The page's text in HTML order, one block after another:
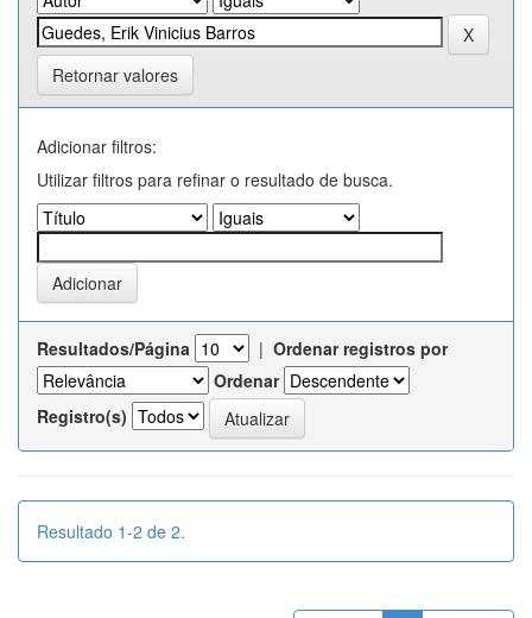
Retornar valores
Adicionar filtros:
Utilizar filtros para refinar o resultado de busca.
Resultados/Página | Ordenar registros por
Ordenar
Registro(s)
Resultado 1-2 de 2.